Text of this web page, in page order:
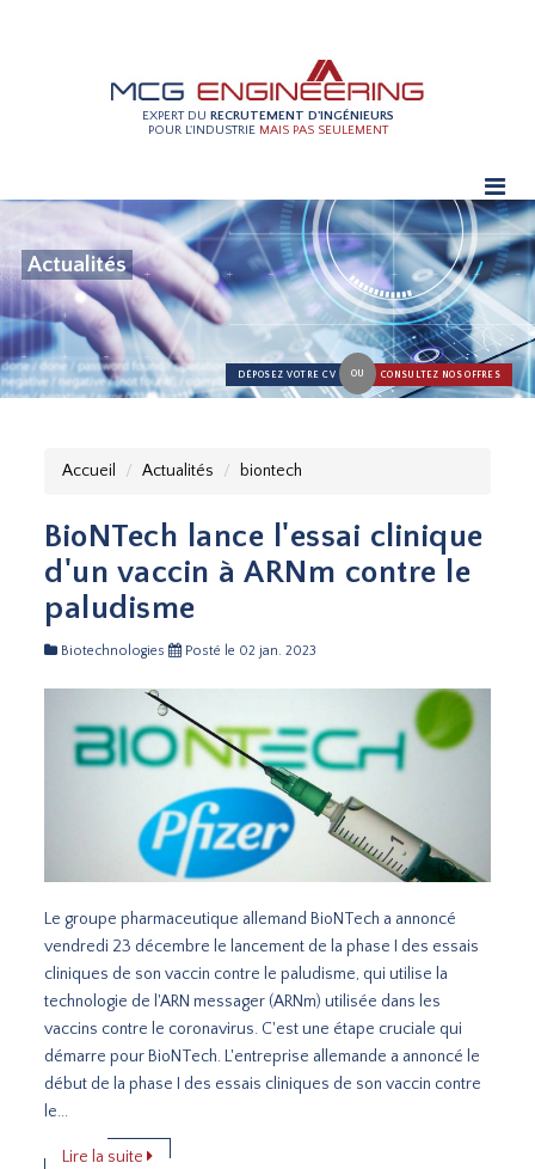
EXPERT DU RECRUTEMENT D'INGÉNIEURS
POUR L'INDUSTRIE MAIS PAS SEULEMENT
Actualités
DÉPOSEZ VOTRE CV OU CONSULTEZ NOS OFFRES
Accueil Actualités biontech
BioNTech lance l'essai clinique
d'un vaccin à ARNm contre le
paludisme
Biotechnologies Posté le 02 jan. 2023
Le groupe pharmaceutique allemand BioNTech a annoncé
vendredi 23 décembre le lancement de la phase I des essais
cliniques de son vaccin contre le paludisme, qui utilise la
technologie de l'ARN messager (ARNm) utilisée dans les
vaccins contre le coronavirus. C'est une étape cruciale qui
démarre pour BioNTech. L'entreprise allemande a annoncé le
début de la phase I des essais cliniques de son vaccin contre
le...
Lire la suite